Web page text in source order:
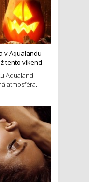
v Aqualandu
tento víkend
Aqualand
atmosféra.